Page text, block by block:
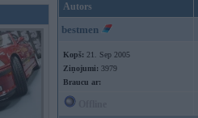
Autors
bestmen
Kopš: 21. Sep 2005
Ziņojumi: 3979
Braucu ar: